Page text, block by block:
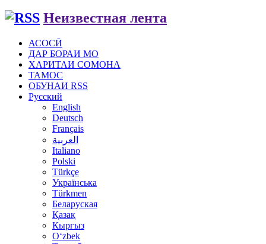
Неизвестная лента
АСОСӢ
ДАР БОРАИ МО
ХАРИТАИ СОМОНА
ТАМОС
ОБУНАИ RSS
Русский
English
Deutsch
Français
العربية
Italiano
Polski
Türkçe
Українська
Türkmen
Беларуская
Қазақ
Кыргыз
Oʻzbek